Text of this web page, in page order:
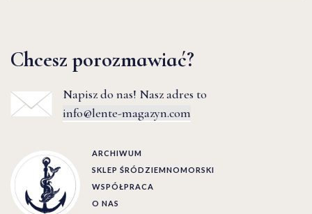
Chcesz porozmawiać?
Napisz do nas! Nasz adres to
info@lente-magazyn.com
ARCHIWUM
SKLEP ŚRÓDZIEMNOMORSKI
WSPÓŁPRACA
O NAS